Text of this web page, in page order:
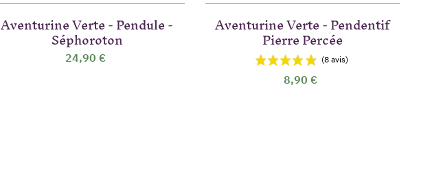
Aventurine Verte - Pendule -
Séphoroton
24,90 €
Aventurine Verte - Pendentif
Pierre Percée
8,90 €